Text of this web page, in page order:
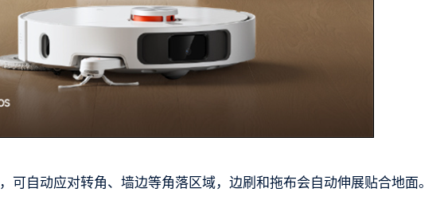
，可自动应对转角、墙边等角落区域，边刷和拖布会自动伸展贴合地面。